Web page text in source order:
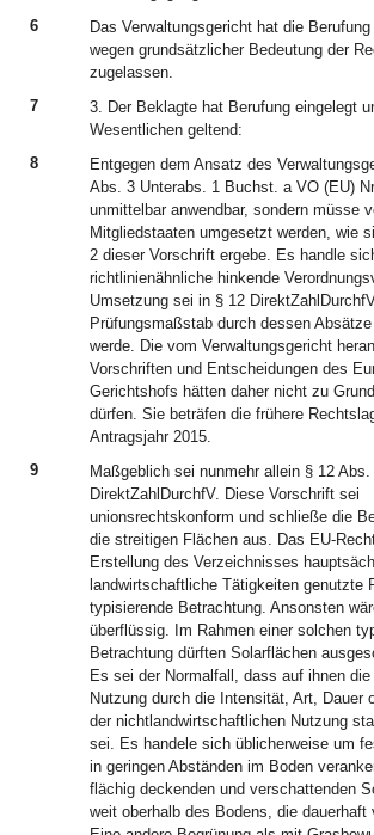
6
Das Verwaltungsgericht hat die Berufung
wegen grundsätzlicher Bedeutung der
zugelassen.
7
3. Der Beklagte hat Berufung eingelegt
Wesentlichen geltend:
8
Entgegen dem Ansatz des
Abs. 3 Unterabs. 1 Buchst. a VO (EU)
unmittelbar anwendbar, sondern müsse
Mitgliedstaaten umgesetzt werden, wie
2 dieser Vorschrift ergebe. Es handle
richtlinienähnliche hinkende
Umsetzung sei in § 12
Prüfungsmaßstab durch dessen
werde. Die vom Verwaltungsgericht
Vorschriften und Entscheidungen des
Gerichtshofs hätten daher nicht zu
dürfen. Sie beträfen die frühere
Antragsjahr 2015.
9
Maßgeblich sei nunmehr allein § 12 Abs.
DirektZahlDurchfV. Diese Vorschrift sei
unionsrechtskonform und schließe die
die streitigen Flächen aus. Das EU-
Erstellung des Verzeichnisses
landwirtschaftliche Tätigkeiten genutzte
typisierende Betrachtung. Ansonsten
überflüssig. Im Rahmen einer solchen
Betrachtung dürften Solarflächen
Es sei der Normalfall, dass auf ihnen
Nutzung durch die Intensität, Art, Dauer
der nichtlandwirtschaftlichen Nutzung
sei. Es handele sich üblicherweise um
in geringen Abständen im Boden
flächig deckenden und verschattenden
weit oberhalb des Bodens, die dauerhaft